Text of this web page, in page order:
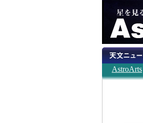
AstroArts